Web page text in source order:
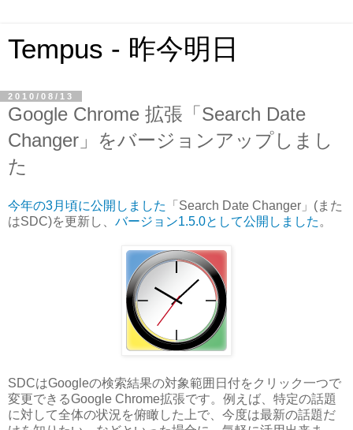
Tempus - 昨今明日
2010/08/13
Google Chrome 拡張「Search Date
Changer」をバージョンアップしまし
た
今年の3月頃に公開しました
「Search Date Changer」(また
はSDC)を更新し、 バージョン1.5.0として公開しました 。
SDCはGoogleの検索結果の対象範囲日付をクリック一つで
変更できるGoogle Chrome拡張です。例えば、特定の話題
に対して全体の状況を俯瞰した上で、今度は最新の話題だ